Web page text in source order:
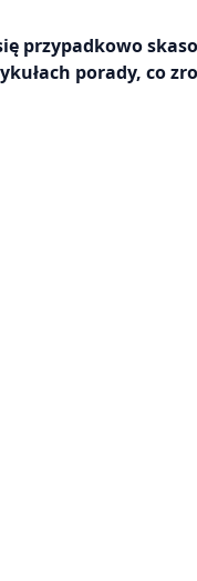
przypadkowo
porady, co